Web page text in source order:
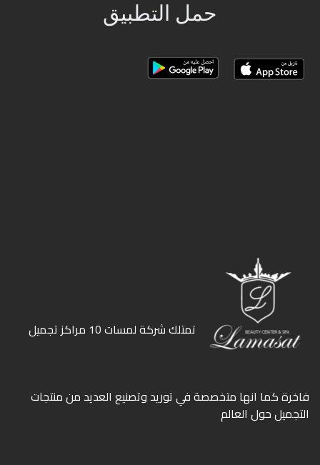
حمل التطبيق
ﺗﻤﺘﻠﻚ ﺷﺮﻛﺔ ﻟﻤﺴﺎت 10 ﻣﺮاﻛﺰ ﺗﺠﻤﻴﻞ
ﻓﺎﺧﺮة كما انها ﻣﺘﺨﺼﺼﺔ ﻓﻲ ﺗﻮرﻳﺪ وﺗﺼﻨﻴﻊ اﻟﻌﺪﻳﺪ ﻣﻦ ﻣﻨﺘﺠﺎت
اﻟﺘﺠﻤﻴﻞ ﺣﻮل اﻟﻌﺎﻟﻢ